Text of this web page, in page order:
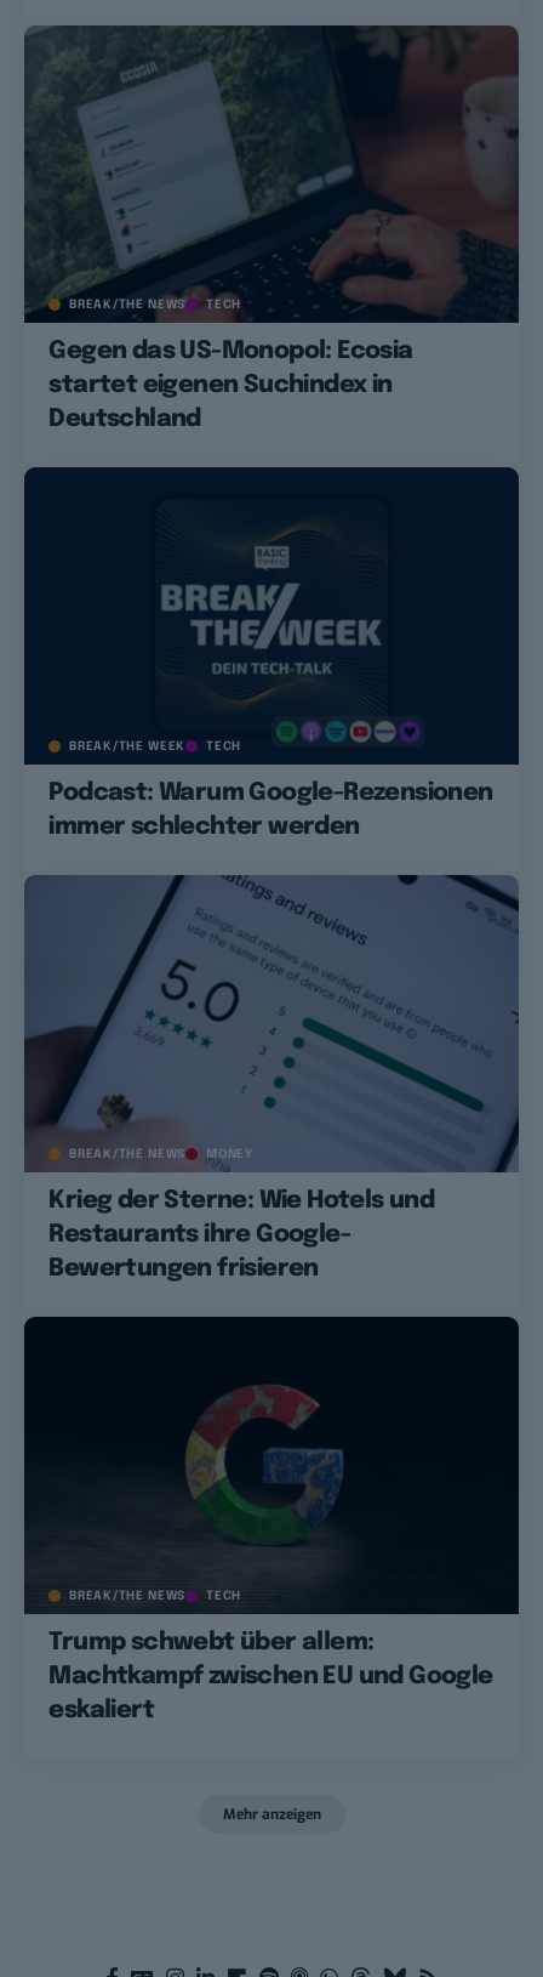
BREAK/THE NEWS TECH
Gegen das US-Monopol: Ecosia
startet eigenen Suchindex in
Deutschland
BREAK/THE WEEK TECH
Podcast: Warum Google-Rezensionen
immer schlechter werden
BREAK/THE NEWS MONEY
Krieg der Sterne: Wie Hotels und
Restaurants ihre Google-
Bewertungen frisieren
BREAK/THE NEWS TECH
Trump schwebt über allem:
Machtkampf zwischen EU und Google
eskaliert
Mehr anzeigen